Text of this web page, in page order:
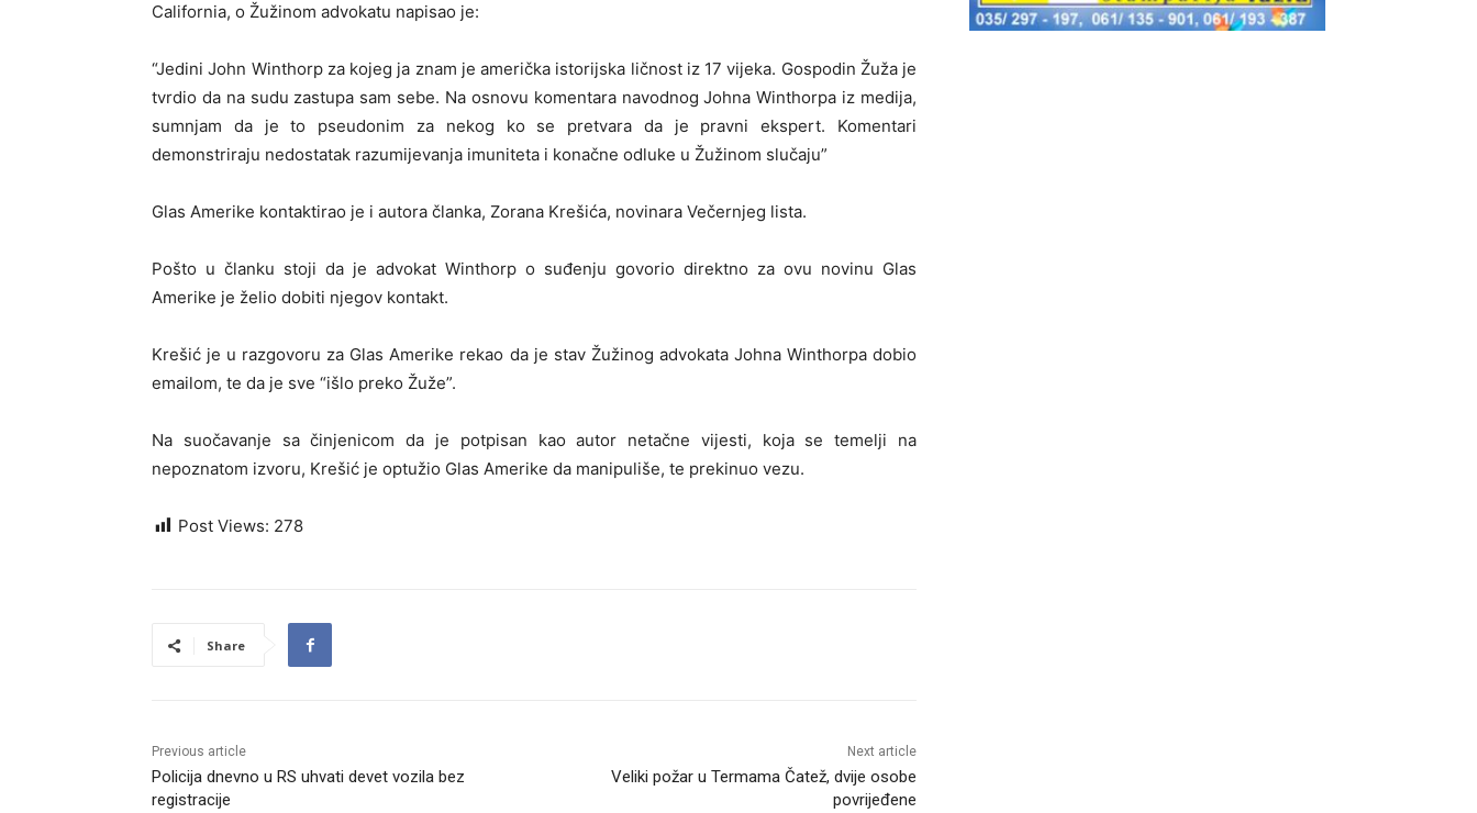
California, o Žužinom advokatu napisao je:
“Jedini John Winthorp za kojeg ja znam je američka istorijska ličnost iz 17 vijeka. Gospodin Žuža je
tvrdio da na sudu zastupa sam sebe. Na osnovu komentara navodnog Johna Winthorpa iz medija,
sumnjam da je to pseudonim za nekog ko se pretvara da je pravni ekspert. Komentari
demonstriraju nedostatak razumijevanja imuniteta i konačne odluke u Žužinom slučaju”
Glas Amerike kontaktirao je i autora članka, Zorana Krešića, novinara Večernjeg lista.
Pošto u članku stoji da je advokat Winthorp o suđenju govorio direktno za ovu novinu Glas
Amerike je želio dobiti njegov kontakt.
Krešić je u razgovoru za Glas Amerike rekao da je stav Žužinog advokata Johna Winthorpa dobio
emailom, te da je sve “išlo preko Žuže”.
Na suočavanje sa činjenicom da je potpisan kao autor netačne vijesti, koja se temelji na
nepoznatom izvoru, Krešić je optužio Glas Amerike da manipuliše, te prekinuo vezu.
Post Views: 278
Share
Previous article
Policija dnevno u RS uhvati devet vozila bez
registracije
Next article
Veliki požar u Termama Čatež, dvije osobe
povrijeđene